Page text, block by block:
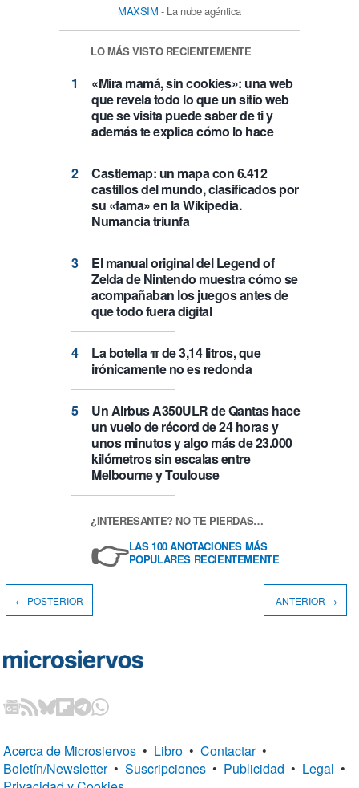
MAXSIM - La nube agéntica
LO MÁS VISTO RECIENTEMENTE
«Mira mamá, sin cookies»: una web
que revela todo lo que un sitio web
que se visita puede saber de ti y
además te explica cómo lo hace
Castlemap: un mapa con 6.412
castillos del mundo, clasificados por
su «fama» en la Wikipedia.
Numancia triunfa
El manual original del Legend of
Zelda de Nintendo muestra cómo se
acompañaban los juegos antes de
que todo fuera digital
La botella π de 3,14 litros, que
irónicamente no es redonda
Un Airbus A350ULR de Qantas hace
un vuelo de récord de 24 horas y
unos minutos y algo más de 23.000
kilómetros sin escalas entre
Melbourne y Toulouse
¿INTERESANTE? NO TE PIERDAS…
👉LAS 100 ANOTACIONES MÁS
POPULARES RECIENTEMENTE
← POSTERIOR ANTERIOR →
Acerca de Microsiervos • Libro • Contactar •
Boletín/Newsletter • Suscripciones • Publicidad • Legal •